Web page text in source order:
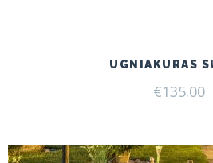
UGNIAKURAS
€135.00